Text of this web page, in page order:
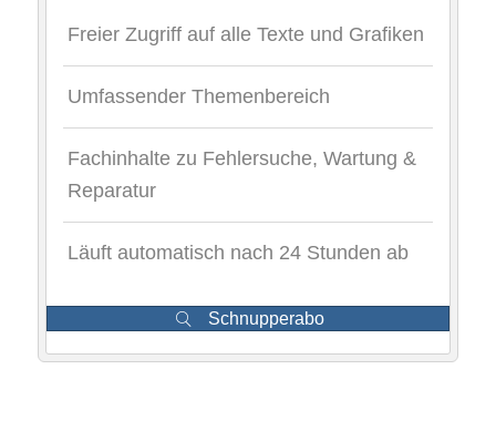
Freier Zugriff auf alle Texte und Grafiken
Umfassender Themenbereich
Fachinhalte zu Fehlersuche, Wartung &
Reparatur
Läuft automatisch nach 24 Stunden ab
Schnupperabo